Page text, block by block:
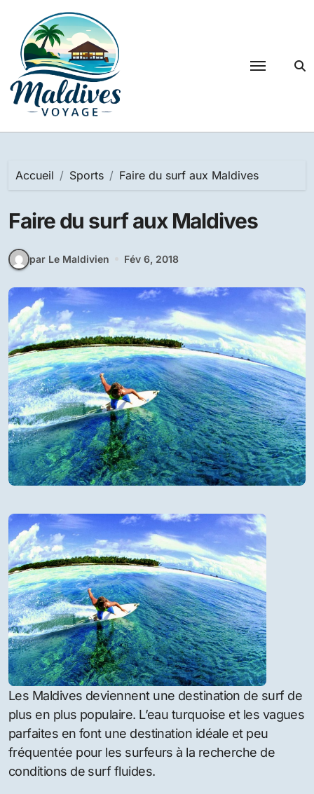
contenu
Accueil Sports Faire du surf aux Maldives
Faire du surf aux Maldives
par Le Maldivien Fév 6, 2018
Les Maldives deviennent une destination de surf de
plus en plus populaire. L’eau turquoise et les vagues
parfaites en font une destination idéale et peu
fréquentée pour les surfeurs à la recherche de
conditions de surf fluides.